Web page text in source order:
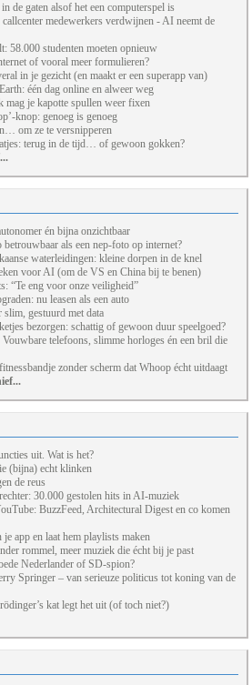
de gaten alsof het een computerspel is
medewerkers verdwijnen - AI neemt de
58.000 studenten moeten opnieuw
of vooral meer formulieren?
in je gezicht (en maakt er een superapp van)
één dag online en alweer weg
mag je kapotte spullen weer fixen
knop: genoeg is genoeg
om ze te versnipperen
terug in de tijd… of gewoon gokken?
én bijna onzichtbaar
als een nep-foto op internet?
waterleidingen: kleine dorpen in de knel
voor AI (om de VS en China bij te benen)
“Te eng voor onze veiligheid”
nu leasen als een auto
gestuurd met data
bezorgen: schattig of gewoon duur speelgoed?
telefoons, slimme horloges én een bril die
zonder scherm dat Whoop écht uitdaagt
uit. Wat is het?
(bijna) echt klinken
de reus
30.000 gestolen hits in AI-muziek
BuzzFeed, Architectural Digest en co komen
app en laat hem playlists maken
rommel, meer muziek die écht bij je past
Nederlander of SD-spion?
Springer – van serieuze politicus tot koning van de
kat legt het uit (of toch niet?)